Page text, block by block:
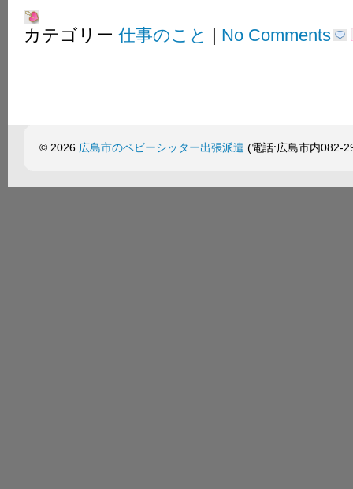
カテゴリー 仕事のこと No Comments
© 2026 広島市のベビーシッター出張派遣 (電話:広島市内082-